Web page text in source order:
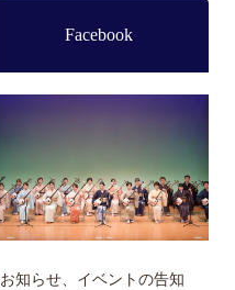
Facebook
お知らせ、イベントの告知